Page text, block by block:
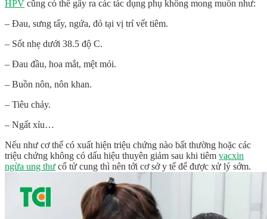
HPV cũng có thể gây ra các tác dụng phụ không mong muốn như:
– Đau, sưng tấy, ngứa, đỏ tại vị trí vết tiêm.
– Sốt nhẹ dưới 38.5 độ C.
– Đau đầu, hoa mắt, mệt mỏi.
– Buồn nôn, nôn khan.
– Tiêu chảy.
– Ngất xỉu…
Nếu như cơ thể có xuất hiện triệu chứng nào bất thường hoặc các
triệu chứng không có dấu hiệu thuyên giảm sau khi tiêm vacxin
ngừa ung thư cổ tử cung thì nên tới cơ sở y tế để được xử lý sớm.